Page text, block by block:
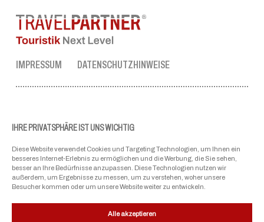
IHRE PRIVATSPHÄRE IST UNS WICHTIG
Diese Website verwendet Cookies und Targeting Technologien, um Ihnen ein
besseres Internet-Erlebnis zu ermöglichen und die Werbung, die Sie sehen,
besser an Ihre Bedürfnisse anzupassen. Diese Technologien nutzen wir
außerdem, um Ergebnisse zu messen, um zu verstehen, woher unsere
Besucher kommen oder um unsere Website weiter zu entwickeln.
Alle akzeptieren
IMPRESSUM DATENSCHUTZHINWEISE
Tel.:+43 50 3636 1
ellmau@travel-partner.com
UNSERE VERBÄNDE